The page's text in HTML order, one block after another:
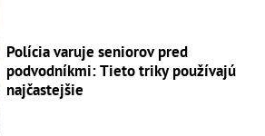
Polícia varuje seniorov pred
podvodníkmi: Tieto triky používajú
najčastejšie